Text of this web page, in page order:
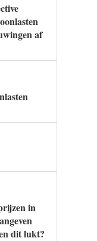
af
in
dit lukt?